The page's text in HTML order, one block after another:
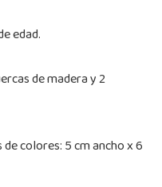
edad.
de madera y 2
colores: 5 cm ancho x 6